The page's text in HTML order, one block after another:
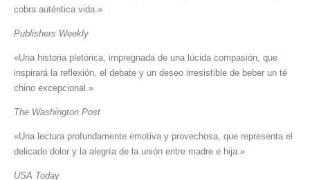
cobra auténtica vida.»
Publishers Weekly
«Una historia pletórica, impregnada de una lúcida compasión, que
inspirará la reflexión, el debate y un deseo irresistible de beber un té
chino excepcional.»
The Washington Post
«Una lectura profundamente emotiva y provechosa, que representa el
delicado dolor y la alegría de la unión entre madre e hija.»
USA Today